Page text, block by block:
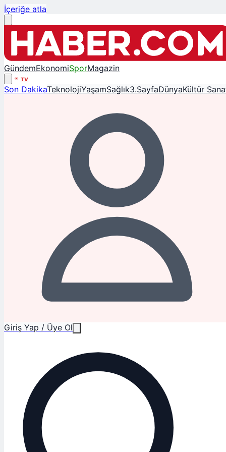
İçeriğe atla
GündemEkonomiSporMagazin
TV
Son DakikaTeknolojiYaşamSağlık3.SayfaDünyaKültür
Giriş Yap / Üye Ol